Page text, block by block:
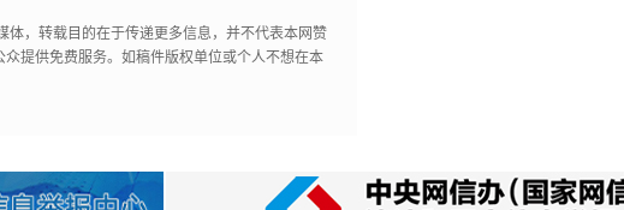
体，转载目的在于传递更多信息，并不代表本网赞
提供免费服务。如稿件版权单位或个人不想在本